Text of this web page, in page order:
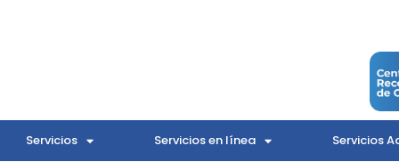
Servicios Servicios en línea Servicios